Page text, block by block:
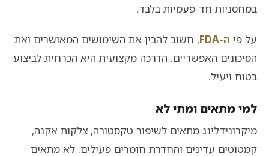
במחסניות חד-פעמיות בלבד.
על פי ה-FDA
, חשוב להבין את השימושים המאושרים ואת
הסיכונים האפשריים. הדרכה מקצועית היא הכרחית לביצוע
בטוח ויעיל.
למי מתאים ומתי לא
מיקרונידלינג מתאים לשיפור טקסטורה, צלקות אקנה,
קמטוטים עדינים והחדרת חומרים פעילים. לא מתאים